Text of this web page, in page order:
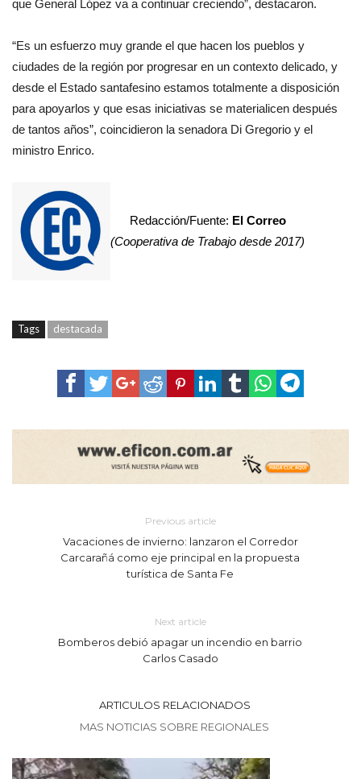
que General López va a continuar creciendo”, destacaron.
“Es un esfuerzo muy grande el que hacen los pueblos y
ciudades de la región por progresar en un contexto delicado, y
desde el Estado santafesino estamos totalmente a disposición
para apoyarlos y que esas iniciativas se materialicen después
de tantos años”, coincidieron la senadora Di Gregorio y el
ministro Enrico.
Redacción/Fuente: El Correo
(Cooperativa de Trabajo desde 2017)
Tags destacada
Previous article
Vacaciones de invierno: lanzaron el Corredor
Carcarañá como eje principal en la propuesta
turística de Santa Fe
Next article
Bomberos debió apagar un incendio en barrio
Carlos Casado
ARTICULOS RELACIONADOS
MAS NOTICIAS SOBRE REGIONALES